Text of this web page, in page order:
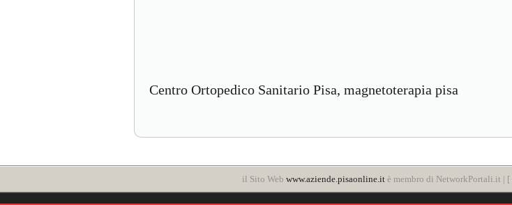
Centro Ortopedico Sanitario Pisa, magnetoterapia pisa
il Sito Web www.aziende.pisaonline.itè membro di NetworkPortali.it | [